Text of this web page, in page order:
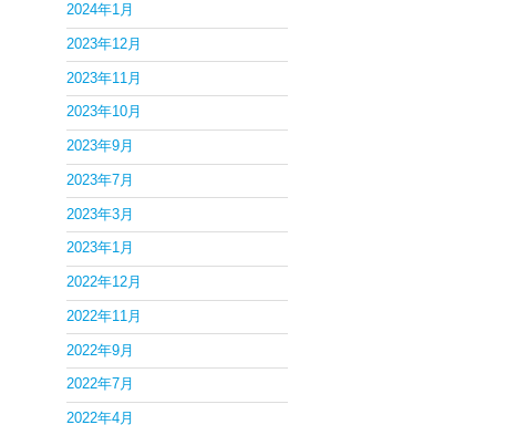
2024年1月
2023年12月
2023年11月
2023年10月
2023年9月
2023年7月
2023年3月
2023年1月
2022年12月
2022年11月
2022年9月
2022年7月
2022年4月